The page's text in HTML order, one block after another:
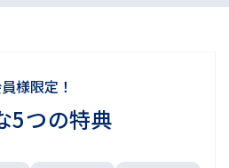
様限定！
5つの特典